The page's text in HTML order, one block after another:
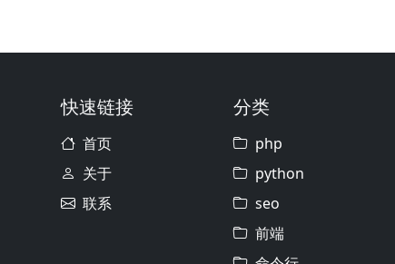
快速链接
首页
关于
联系
分类
php
python
seo
前端